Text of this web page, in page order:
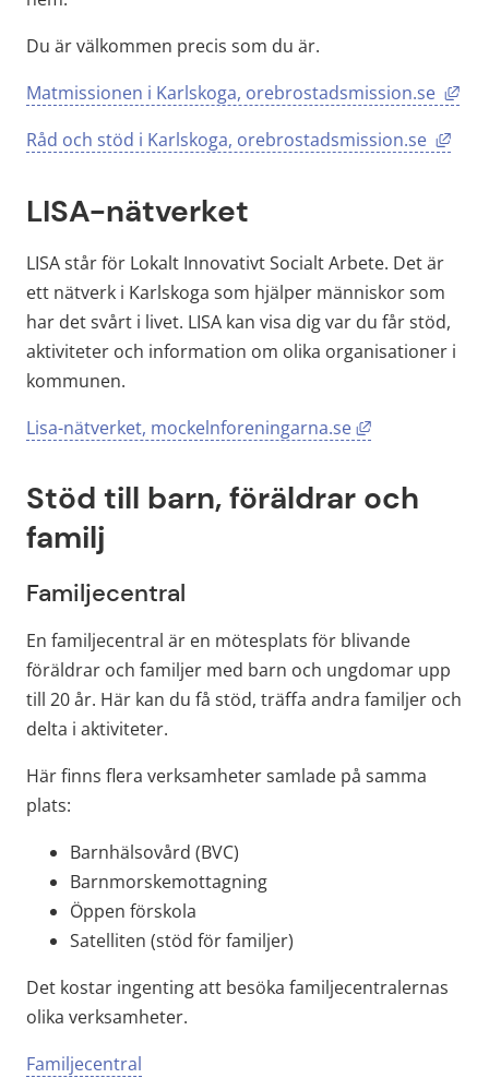
Du är välkommen precis som du är.
Matmissionen i Karlskoga, orebrostadsmission.se
Råd och stöd i Karlskoga, orebrostadsmission.se
LISA-nätverket
LISA står för Lokalt Innovativt Socialt Arbete. Det är
ett nätverk i Karlskoga som hjälper människor som
har det svårt i livet. LISA kan visa dig var du får stöd,
aktiviteter och information om olika organisationer i
kommunen.
Lisa-nätverket, mockelnforeningarna.se
Länk till
Stöd till barn, föräldrar och
familj
Familjecentral
En familjecentral är en mötesplats för blivande
föräldrar och familjer med barn och ungdomar upp
till 20 år. Här kan du få stöd, träffa andra familjer och
delta i aktiviteter.
Här finns flera verksamheter samlade på samma
plats:
Barnhälsovård (BVC)
Barnmorskemottagning
Öppen förskola
Satelliten (stöd för familjer)
Det kostar ingenting att besöka familjecentralernas
olika verksamheter.
Familjecentral